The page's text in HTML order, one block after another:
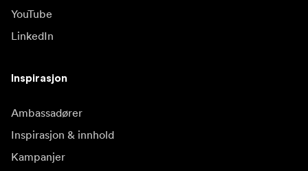
YouTube
LinkedIn
Inspirasjon
Ambassadører
Inspirasjon & innhold
Kampanjer